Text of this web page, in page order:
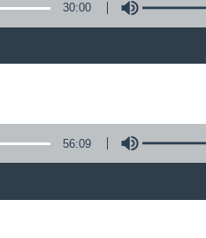
30:00
56:09